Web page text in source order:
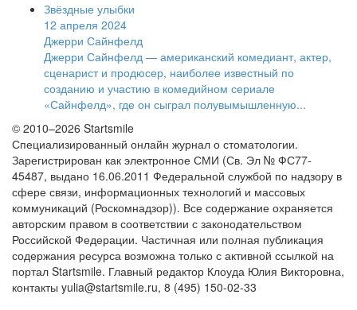
Звёздные улыбки
12 апреля 2024
Джерри Сайнфелд
Джерри Сайнфелд — американский комедиант, актер,
сценарист и продюсер, наиболее известный по
созданию и участию в комедийном сериале
«Сайнфелд», где он сыграл полувымышленную...
© 2010–2026 Startsmile
Специализированный онлайн журнал о стоматологии.
Зарегистрирован как электронное СМИ (Св. Эл № ФС77-
45487, выдано 16.06.2011 Федеральной службой по надзору в
сфере связи, информационных технологий и массовых
коммуникаций (Роскомнадзор)). Все содержание охраняется
авторским правом в соответствии с законодательством
Российской Федерации. Частичная или полная публикация
содержания ресурса возможна только с активной ссылкой на
портал Startsmile. Главный редактор Клоуда Юлия Викторовна,
контакты yulia@startsmile.ru, 8 (495) 150-02-33